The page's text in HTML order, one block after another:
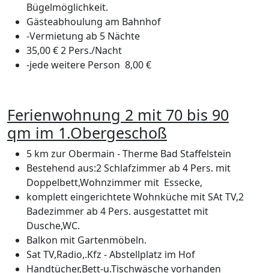
Bügelmöglichkeit.
Gästeabhoulung am Bahnhof
-Vermietung ab 5 Nächte
35,00 € 2 Pers./Nacht
-jede weitere Person 8,00 €
Ferienwohnung 2 mit 70 bis 90
qm im 1.Obergeschoß
5 km zur Obermain - Therme Bad Staffelstein
Bestehend aus:2 Schlafzimmer ab 4 Pers. mit
Doppelbett,Wohnzimmer mit Essecke,
komplett eingerichtete Wohnküche mit SAt TV,2
Badezimmer ab 4 Pers. ausgestattet mit
Dusche,WC.
Balkon mit Gartenmöbeln.
Sat TV,Radio,.Kfz - Abstellplatz im Hof
Handtücher,Bett-u.Tischwäsche vorhanden